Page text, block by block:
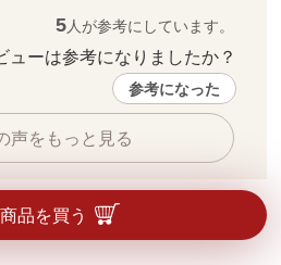
5人が参考にしています。
ューは参考になりましたか？
参考になった
声をもっと見る
品を買う